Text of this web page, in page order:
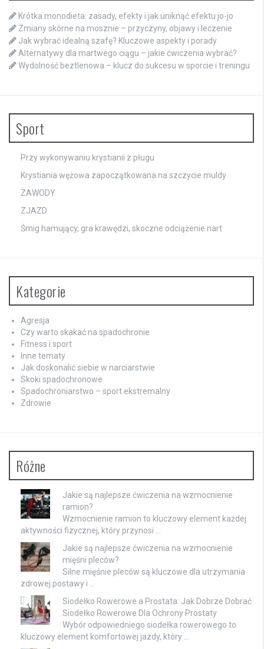
Krótka monodieta: zasady, efekty i jak uniknąć efektu jo-jo
Zmiany skórne na mosznie – przyczyny, objawy i leczenie
Jak wybrać idealną szafę? Kluczowe aspekty i porady
Alternatywy dla martwego ciągu – jakie ćwiczenia wybrać?
Wydolność beztlenowa – klucz do sukcesu w sporcie i treningu
Sport
Przy wykonywaniu krystianii z pługu
Krystiania wężowa zapoczątkowana na szczycie muldy
ZAWODY
ZJAZD
Śmig hamujący, gra krawędzi, skoczne odciążenie nart
Kategorie
Agresja
Czy warto skakać na spadochronie
Fitness i sport
Inne tematy
Jak doskonalić siebie w narciarstwie
Skoki spadochronowe
Spadochroniarstwo – sport ekstremalny
Zdrowie
Różne
Jakie są najlepsze ćwiczenia na wzmocnienie
ramion?
Wzmocnienie ramion to kluczowy element każdej
aktywności fizycznej, który przynosi …
Jakie są najlepsze ćwiczenia na wzmocnienie
mięśni pleców?
Silne mięśnie pleców są kluczowe dla utrzymania
zdrowej postawy i …
Siodełko Rowerowe a Prostata: Jak Dobrze Dobrać
Siodełko Rowerowe Dla Ochrony Prostaty
Wybór odpowiedniego siodełka rowerowego to
kluczowy element komfortowej jazdy, który …